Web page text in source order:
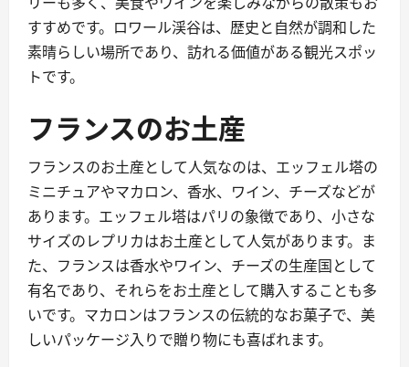
すすめです。ロワール渓谷は、歴史と自然が調和した
素晴らしい場所であり、訪れる価値がある観光スポッ
トです。
フランスのお土産
フランスのお土産として人気なのは、エッフェル塔の
ミニチュアやマカロン、香水、ワイン、チーズなどが
あります。エッフェル塔はパリの象徴であり、小さな
サイズのレプリカはお土産として人気があります。ま
た、フランスは香水やワイン、チーズの生産国として
有名であり、それらをお土産として購入することも多
いです。マカロンはフランスの伝統的なお菓子で、美
しいパッケージ入りで贈り物にも喜ばれます。